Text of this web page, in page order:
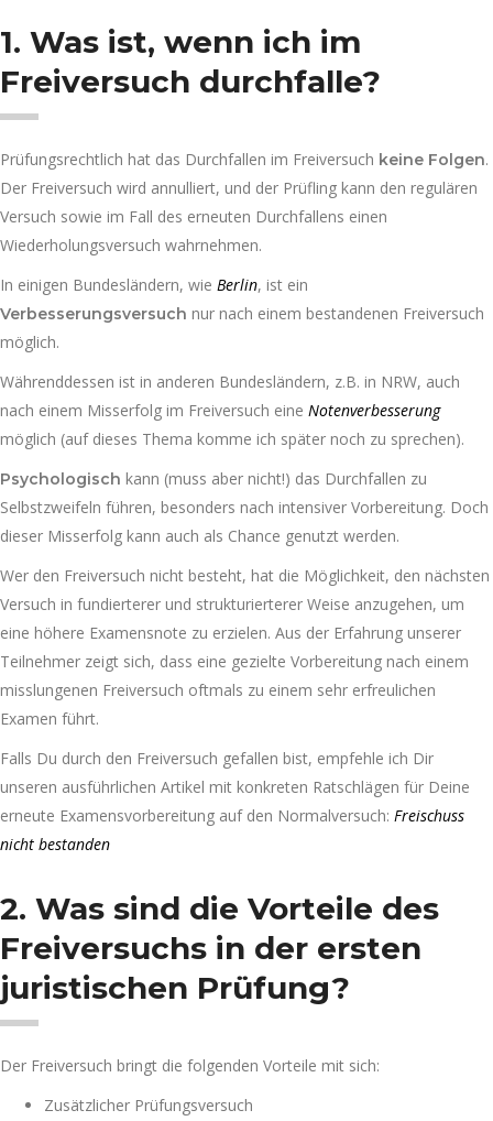
1. Was ist, wenn ich im
Freiversuch durchfalle?
Prüfungsrechtlich hat das Durchfallen im Freiversuch keine Folgen.
Der Freiversuch wird annulliert, und der Prüfling kann den regulären
Versuch sowie im Fall des erneuten Durchfallens einen
Wiederholungsversuch wahrnehmen.
In einigen Bundesländern, wie Berlin, ist ein
Verbesserungsversuch nur nach einem bestandenen Freiversuch
möglich.
Währenddessen ist in anderen Bundesländern, z.B. in NRW, auch
nach einem Misserfolg im Freiversuch eine Notenverbesserung
möglich (auf dieses Thema komme ich später noch zu sprechen).
Psychologisch kann (muss aber nicht!) das Durchfallen zu
Selbstzweifeln führen, besonders nach intensiver Vorbereitung. Doch
dieser Misserfolg kann auch als Chance genutzt werden.
Wer den Freiversuch nicht besteht, hat die Möglichkeit, den nächsten
Versuch in fundierterer und strukturierterer Weise anzugehen, um
eine höhere Examensnote zu erzielen. Aus der Erfahrung unserer
Teilnehmer zeigt sich, dass eine gezielte Vorbereitung nach einem
misslungenen Freiversuch oftmals zu einem sehr erfreulichen
Examen führt.
Falls Du durch den Freiversuch gefallen bist, empfehle ich Dir
unseren ausführlichen Artikel mit konkreten Ratschlägen für Deine
erneute Examensvorbereitung auf den Normalversuch: Freischuss
nicht bestanden
2. Was sind die Vorteile des
Freiversuchs in der ersten
juristischen Prüfung?
Der Freiversuch bringt die folgenden Vorteile mit sich:
Zusätzlicher Prüfungsversuch